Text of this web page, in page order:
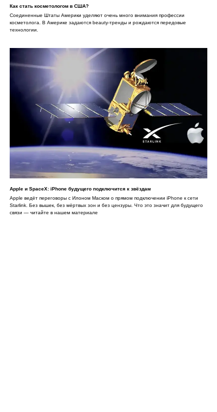
Как стать косметологом в США?
Соединенные Штаты Америки уделяют очень много внимания профессии
косметолога. В Америке задаются beauty-тренды и рождаются передовые
технологии.
Apple и SpaceX: iPhone будущего подключится к звёздам
Apple ведёт переговоры с Илоном Маском о прямом подключении iPhone к сети
Starlink. Без вышек, без мёртвых зон и без цензуры. Что это значит для будущего
связи — читайте в нашем материале